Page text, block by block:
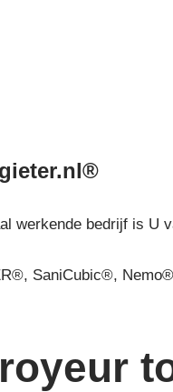
werkende bedrijf is U
SaniCubic®,